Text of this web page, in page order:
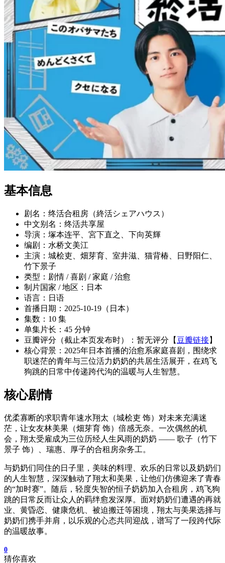
基本信息
剧名：终活合租房（終活シェアハウス）
中文别名：终活共享屋
导演：塚本连平、宮下直之、下向英輝
编剧：水桥文美江
主演：城桧吏、畑芽育、室井滋、猫背椿、日野阳仁、
竹下景子
类型：剧情 / 喜剧 / 家庭 / 治愈
制片国家 / 地区：日本
语言：日语
首播日期：2025-10-19（日本）
集数：10 集
单集片长：45 分钟
豆瓣评分（截止本页发布时）：暂无评分【 豆瓣链接】
核心背景：2025年日本首播的治愈系家庭喜剧，围绕求
职迷茫的青年与三位活力奶奶的共居生活展开，在鸡飞
狗跳的日常中传递跨代沟的温暖与人生智慧。
核心剧情
优柔寡断的求职青年速水翔太（城桧吏 饰）对未来充满迷
茫，让女友林美果（畑芽育 饰）倍感无奈。一次偶然的机
会，翔太受雇成为三位历经人生风雨的奶奶 —— 歌子（竹下
景子 饰）、瑞惠、厚子的合租房杂务工。
与奶奶们同住的日子里，美味的料理、欢乐的日常以及奶奶们
的人生智慧，深深触动了翔太和美果，让他们仿佛迎来了青春
的“加时赛”。随后，轻度失智的恒子奶奶加入合租房，鸡飞狗
跳的日常反而让众人的羁绊愈发深厚。面对奶奶们遭遇的再就
业、黄昏恋、健康危机、被迫搬迁等困境，翔太与美果选择与
奶奶们携手并肩，以乐观的心态共同迎战，谱写了一段跨代际
的温暖故事。
0
猜你喜欢